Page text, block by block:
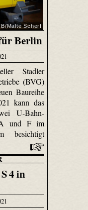
Malte Scherf
Berlin
Stadler
(BVG)
Baureihe
kann das
U-Bahn-
A und F im
besichtigt
4 in